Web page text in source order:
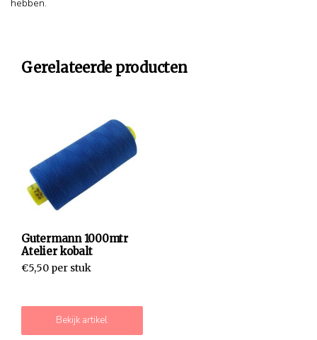
hebben.
Gerelateerde producten
Gutermann 1000mtr
Atelier kobalt
€5,50 per stuk
Bekijk artikel